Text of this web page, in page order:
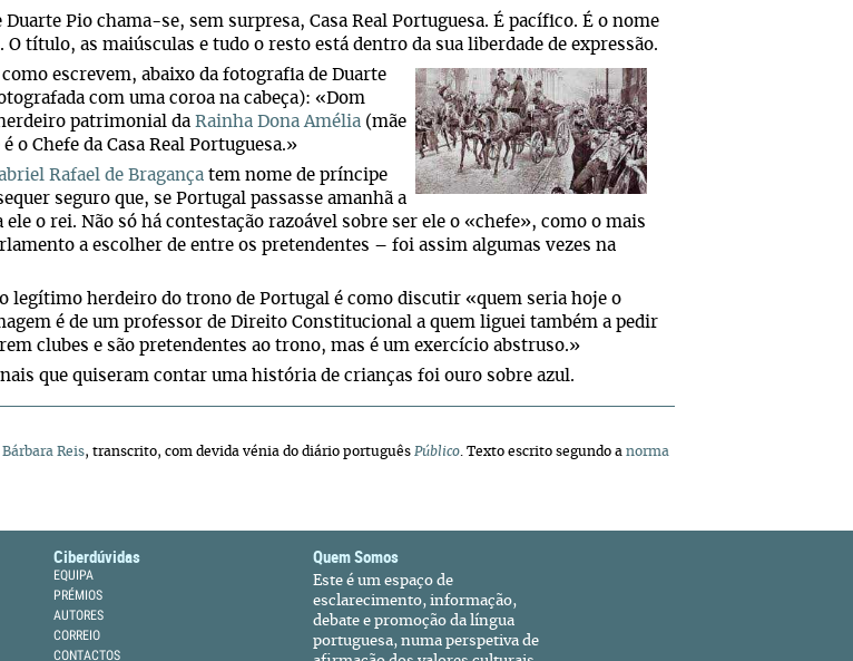
Pio chama-se, sem surpresa, Casa Real Portuguesa. É pacífico. É o nome
O título, as maiúsculas e tudo o resto está dentro da sua liberdade de expressão.
escrevem, abaixo da fotografia de Duarte
com uma coroa na cabeça): «Dom
patrimonial da Rainha Dona Amélia (mãe
é o Chefe da Casa Real Portuguesa.»
Rafael de Bragança tem nome de príncipe
seguro que, se Portugal passasse amanhã a
o rei. Não só há contestação razoável sobre ser ele o «chefe», como o mais
a escolher de entre os pretendentes – foi assim algumas vezes na
legítimo herdeiro do trono de Portugal é como discutir «quem seria hoje o
é de um professor de Direito Constitucional a quem liguei também a pedir
clubes e são pretendentes ao trono, mas é um exercício abstruso.»
que quiseram contar uma história de crianças foi ouro sobre azul.
Bárbara Reis, transcrito, com devida vénia do diário português Público . Texto escrito segundo a norma
Ciberdúvidas
EQUIPA
PRÉMIOS
AUTORES
CORREIO
CONTACTOS
Quem Somos
Este é um espaço de
esclarecimento, informação,
debate e promoção da língua
portuguesa, numa perspetiva de